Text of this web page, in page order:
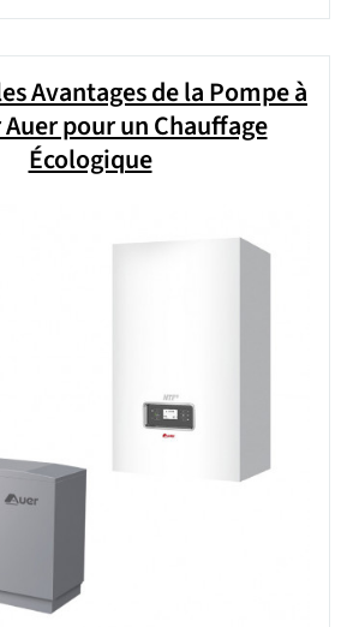
Avantages de la Pompe à
pour un Chauffage
Écologique